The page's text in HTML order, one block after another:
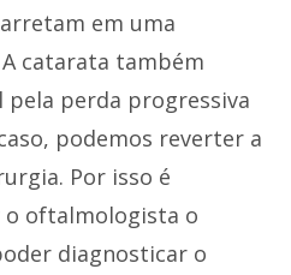
em uma
catarata também
pela perda progressiva
podemos reverter a
Por isso é
oftalmologista o
diagnosticar o